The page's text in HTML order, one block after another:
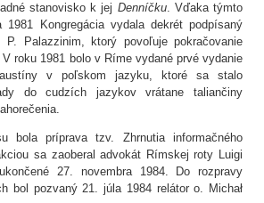
stanovisko k jej Denníčku. Vďaka týmto
1981 Kongregácia vydala dekrét podpísaný
P. Palazzinim, ktorý povoľuje pokračovanie
roku 1981 bolo v Ríme vydané prvé vydanie
v poľskom jazyku, ktoré sa stalo
do cudzích jazykov vrátane taliančiny
bola príprava tzv. Zhrnutia informačného
sa zaoberal advokát Rímskej roty Luigi
27. novembra 1984. Do rozpravy
bol pozvaný 21. júla 1984 relátor o. Michał